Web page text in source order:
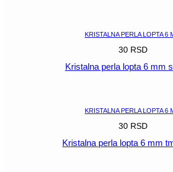
KRISTALNA PERLA LOPTA 6
30 RSD
Kristalna perla lopta 6 mm
KRISTALNA PERLA LOPTA 6
30 RSD
Kristalna perla lopta 6 mm